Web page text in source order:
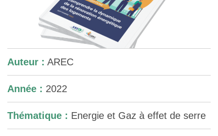
Auteur : AREC
Année : 2022
Thématique : Energie et Gaz à effet de serre